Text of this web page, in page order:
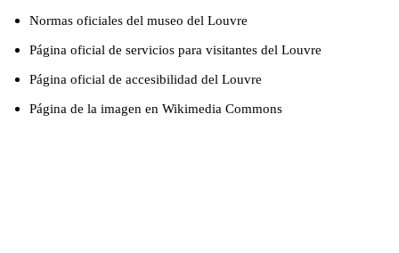
Normas oficiales del museo del Louvre
Página oficial de servicios para visitantes del Louvre
Página oficial de accesibilidad del Louvre
Página de la imagen en Wikimedia Commons